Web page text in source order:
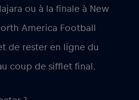
ou à la finale à New
America Football
de rester en ligne du
coup de sifflet final.